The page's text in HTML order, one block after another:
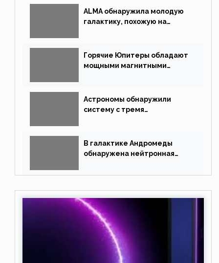
ALMA обнаружила молодую
галактику, похожую на
Горячие Юпитеры обладают
мощными магнитными
Астрономы обнаружили
систему с тремя
В галактике Андромеды
обнаружена нейтронная